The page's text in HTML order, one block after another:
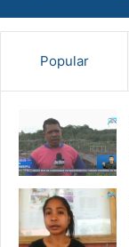
Popular